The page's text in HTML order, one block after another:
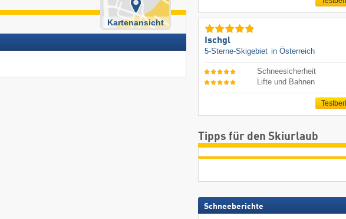
Kartenansicht
Ischgl
5-Sterne-Skigebiet in Österreich
Schneesicherheit
Lifte und Bahnen
Tipps für den Skiurlaub
Schneeberichte